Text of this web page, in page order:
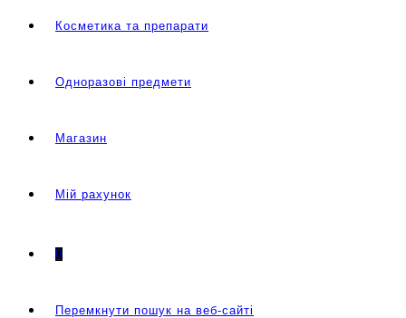
Косметика та препарати
Одноразові предмети
Магазин
Мій рахунок
0
Перемкнути пошук на веб-сайті